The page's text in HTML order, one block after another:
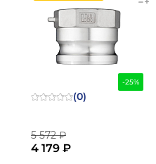
-25%
(0)
5 572 ₽
4 179 ₽